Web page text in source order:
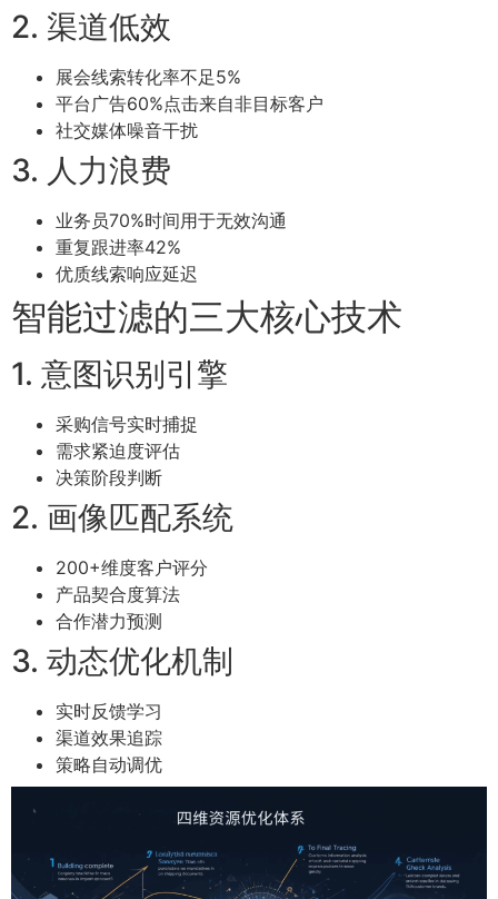
2. 渠道低效
展会线索转化率不足5%
平台广告60%点击来自非目标客户
社交媒体噪音干扰
3. 人力浪费
业务员70%时间用于无效沟通
重复跟进率42%
优质线索响应延迟
智能过滤的三大核心技术
1. 意图识别引擎
采购信号实时捕捉
需求紧迫度评估
决策阶段判断
2. 画像匹配系统
200+维度客户评分
产品契合度算法
合作潜力预测
3. 动态优化机制
实时反馈学习
渠道效果追踪
策略自动调优